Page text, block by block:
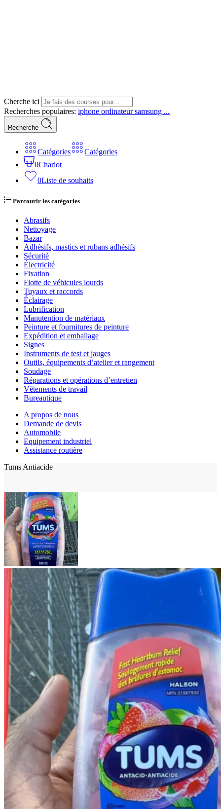
Cherche ici
Recherches populaires: iphone ordinateursamsung ...
Recherche
Catégories
Catégories
0Chariot
0Liste de souhaits
Parcourir les catégories
Abrasifs
Nettoyage
Bazar
Adhésifs, mastics et rubans adhésifs
Sécurité
Électricité
Fixation
Flotte de véhicules lourds
Tuyaux et raccords
Éclairage
Lubrification
Manutention de matériaux
Peinture et fournitures de peinture
Expédition et emballage
Signes
Instruments de test et jauges
Outils, équipements d’atelier et rangement
Soudage
Réparations et opérations d’entretien
Vêtements de travail
Bureautique
A propos de nous
Demande de devis
Automobile
Equipement industriel
Assistance routière
Tums Antiacide